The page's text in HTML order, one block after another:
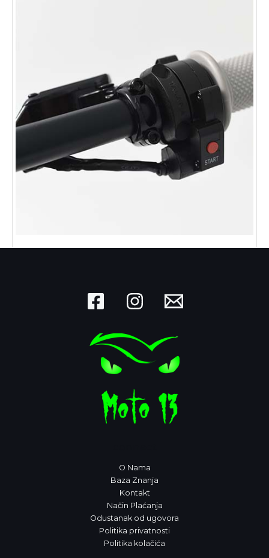
O Nama
Baza Znanja
Kontakt
Način Plaćanja
Odustanak od ugovora
Politika privatnosti
Politika kolačića